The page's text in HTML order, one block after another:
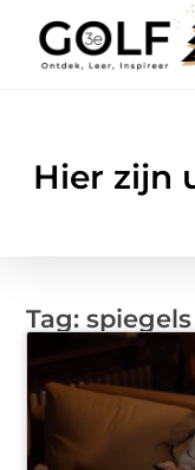
Hier zijn
Tag: spiegels